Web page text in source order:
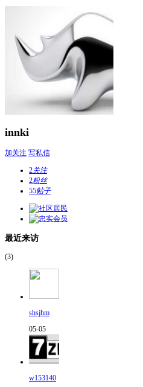
innki
加关注 写私信
2关注
2粉丝
55帖子
最近来访
(3)
shsjhm
05-05
w153140